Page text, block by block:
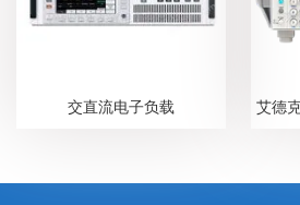
交直流电子负载